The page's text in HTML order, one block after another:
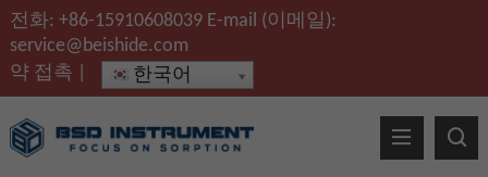
전화: +86-15910608039E-mail (이메일):
service@beishide.com
약 접촉 한국어